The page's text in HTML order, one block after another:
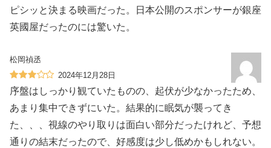
ピシッと決まる映画だった。日本公開のスポンサーが銀座
英國屋だったのには驚いた。
松岡禎丞
2024年12月28日
序盤はしっかり観ていたものの、起伏が少なかったため、
あまり集中できずにいた。結果的に眠気が襲ってき
た、、、視線のやり取りは面白い部分だったけれど、予想
通りの結末だったので、好感度は少し低めかもしれない。